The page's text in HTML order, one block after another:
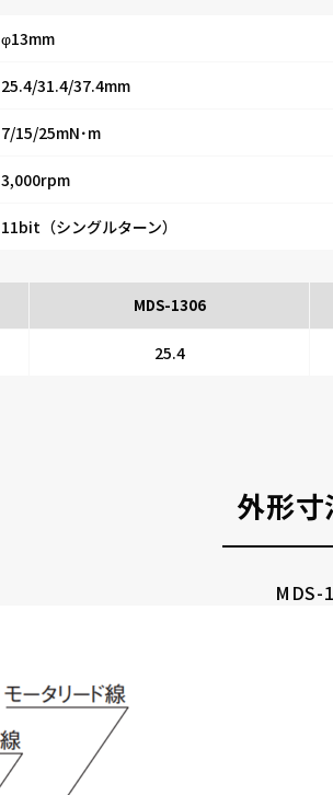
φ13mm
25.4/31.4/37.4mm
7/15/25mN･m
3,000rpm
11bit（シングルターン）
MDS-1306
25.4
外形寸
MDS-